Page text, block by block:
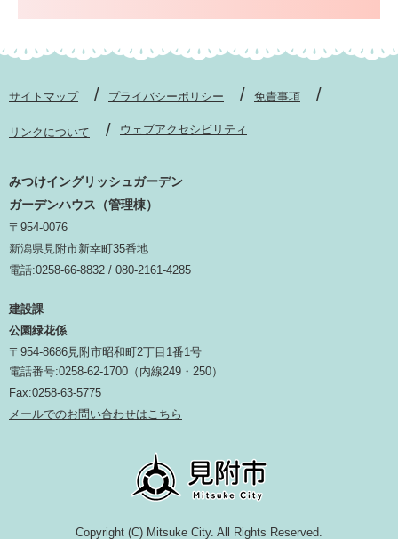
サイトマップ プライバシーポリシー 免責事項
リンクについて ウェブアクセシビリティ
みつけイングリッシュガーデン
ガーデンハウス（管理棟）
〒954-0076
新潟県見附市新幸町35番地
電話:0258-66-8832 / 080-2161-4285
建設課
公園緑花係
〒954-8686見附市昭和町2丁目1番1号
電話番号:0258-62-1700（内線249・250）
Fax:0258-63-5775
メールでのお問い合わせはこちら
Copyright (C) Mitsuke City. All Rights Reserved.